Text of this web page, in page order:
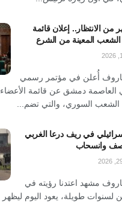
من الانتظار.. إعلان قائمة
المعينة من الشرع
أُعلن في مؤتمر رسمي
دمشق عن قائمة الأعضاء
السوري، والتي تضم...
في ريف درعا الغربي
وانسحاب
مشهد اعتدنا رؤيته في
لسنوات طويلة، يعود اليوم